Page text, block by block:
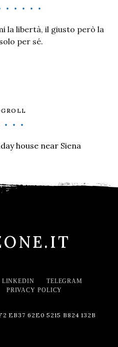
la libertà, il giusto però la
per sé.
house near Siena
LINKEDIN
TELEGRAM
PRIVACY POLICY
EB37 62E0 5215 B824 132B